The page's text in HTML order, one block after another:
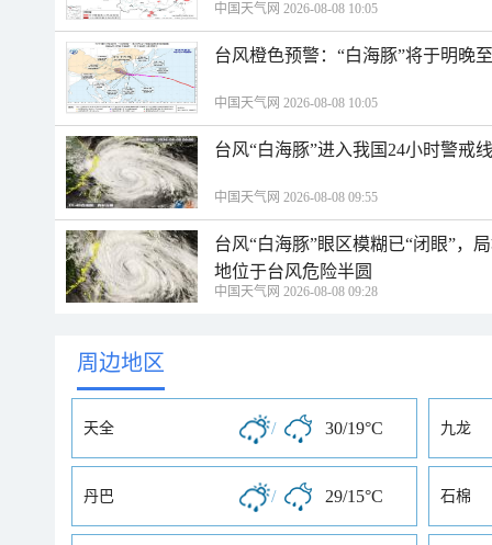
中国天气网 2026-08-08 10:05
台风橙色预警：“白海豚”将于明晚
中国天气网 2026-08-08 10:05
台风“白海豚”进入我国24小时警戒
中国天气网 2026-08-08 09:55
台风“白海豚”眼区模糊已“闭眼”，
地位于台风危险半圆
中国天气网 2026-08-08 09:28
周边地区
天全 / 30/19°C 九龙
丹巴 / 29/15°C 石棉